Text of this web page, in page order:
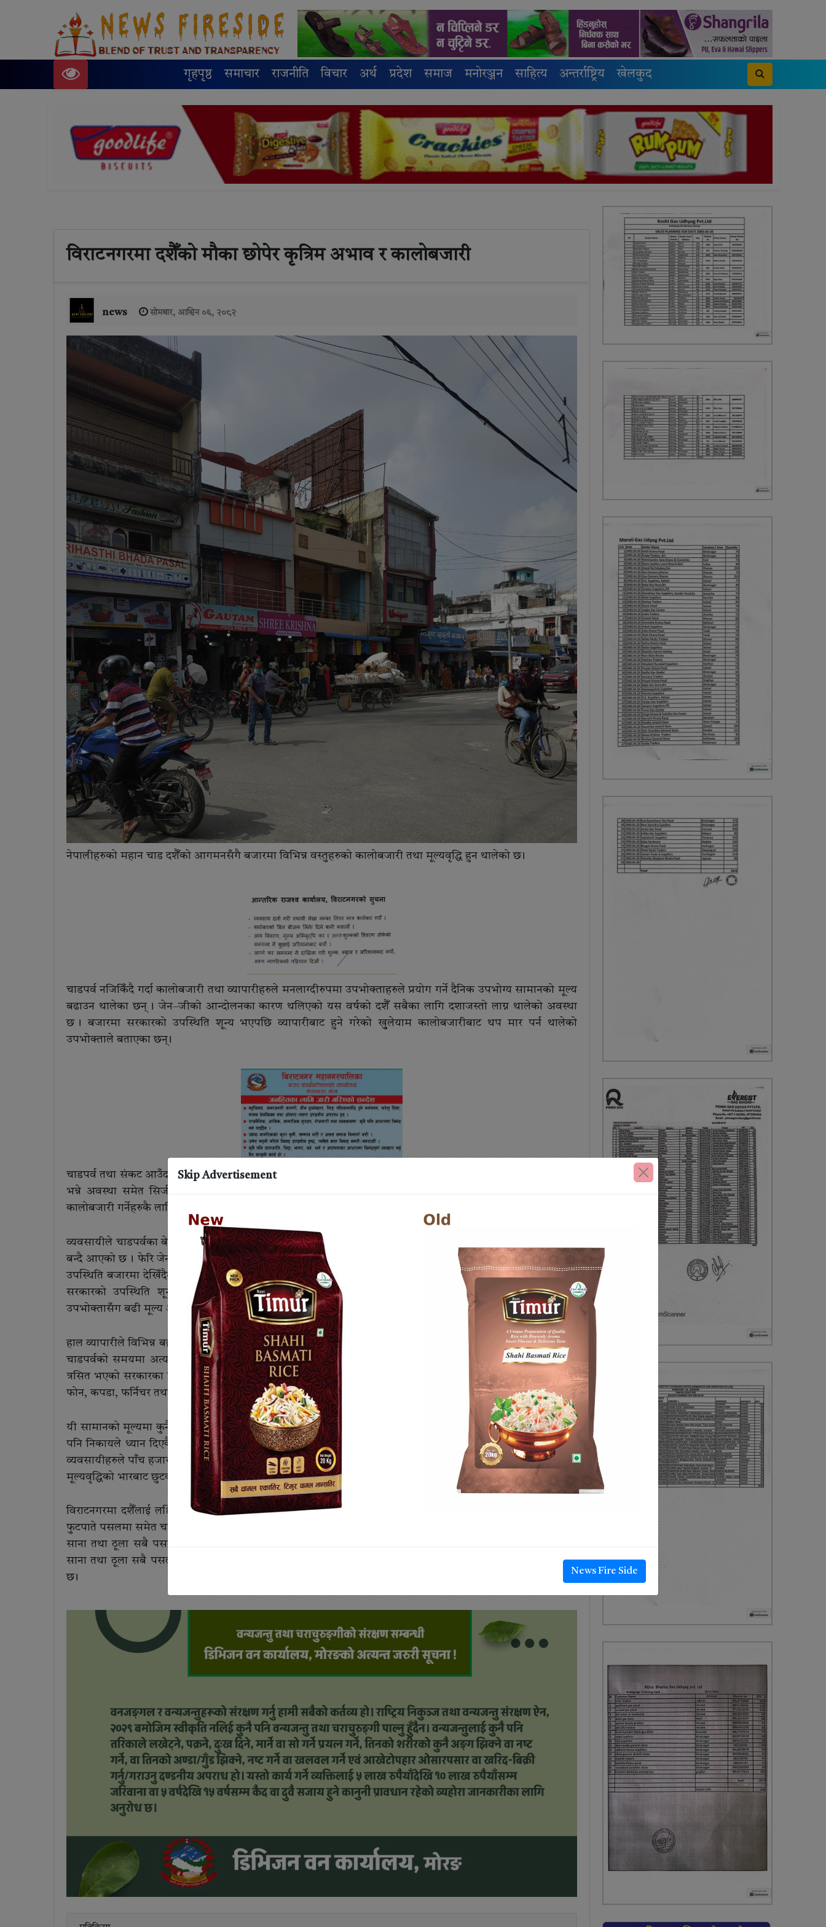
गृहपृष्ठ समाचार राजनीति विचार अर्थ प्रदेश समाज मनोरञ्जन साहित्य अन्तर्राष्ट्रिय खेलकुद
विराटनगरमा दशैँको मौका छोपेर कृत्रिम अभाव र कालोबजारी
news सोमबार, आश्विन ०६, २०८२
नेपालीहरुको महान चाड दशैँको आगमनसँगै बजारमा विभिन्न वस्तुहरुको कालोबजारी तथा मूल्यवृद्धि हुन थालेको छ ।
चाडपर्व नजिकिँदै गर्दा कालोबजारी तथा व्यापारीहरुले मनलाग्दीरुपमा उपभोक्ताहरुले प्रयोग गर्ने दैनिक उपभोग्य सामानको मूल्य
बढाउन थालेका छन् । जेन–जीको आन्दोलनका कारण थलिएको यस वर्षको दशैँ सबैका लागि दशाजस्तो लाग्न थालेको अवस्था
छ । बजारमा सरकारको उपस्थिति शून्य भएपछि व्यापारीबाट हुने गरेको खुुलेयाम कालोबजारीबाट थप मार पर्न थालेको
उपभोक्ताले बताएका छन् ।
चाडपर्व तथा संकट आउँदा व्यापारीहरुले कालोबजारी गरी संकटलाई कमाउने अवसर बनाउँदा नेपालीले दशैँ मनाउने कि नमनाउने
भन्ने अवस्था समेत सिर्जना हुुन थालेको छ । जेन–जीको आन्दोलनबाट भर्खरै सास फेर्ने प्रयास गरिरहेको यो संकटमा पनि
कालोबजारी गर्नेहरुकै लागि दशैँ आइरहेको भन्ने गुुनासो सर्वसाधारणबाट विराटनगरको बजारमा गर्न थालिएको छ ।
व्यवसायीले चाडपर्वका बेलामा नै महंगी बढाउने तथा कालोबजारी गर्ने गरेकाले सामान्य मानिसहरुका लागि जहिले पनि दशैँ दशा
बन्दै आएको छ । फेरि जेन–जीको आन्दोलबाट आफ्नो शाखमाथि उठाउन नसकेको नेपाल प्रहरी र सरकारका कुनै पनि निकायको
उपस्थिति बजारमा देखिँदैन । सोही कारण यो संकटको अवस्थामा हुने महंगी, कालोबजारीजस्ता गतिविधि नियन्त्रण गर्नका लागि
सरकारको उपस्थिति शून्य नै रहेको छ । बजारमा सरकारको उपस्थिति नहुुँदा यही मौका पारेर व्यापारीले सर्वसाधारण
उपभोक्तासँग बढी मूल्य असुल्न थालेका छन् ।
हाल व्यापारीले विभिन्न बहाना बनाएर दैनिक उपभोग्य वस्तुको मूल्य दिनप्रतिदिन बढाउदै गएका छन् । यसरी अहिले सबैभन्दा बढी
चाडपर्वको समयमा अत्यधिक खपत हुने वस्तुको मूल्यमा सबैभन्दा बढी मूल्य बढाउने गरिएको छ । जेन–जीको आन्दोलनबाट
त्रसित भएको सरकारका नियमनकारी निकायबाट बजार अनुगमन समेत गर्न सकिरहेको छैन । चाडपर्वमा जुत्ता, चप्पल, मोबाइल
फोन, कपडा, फर्निचर तथा कोठा सजावटका सामानहरुको सबैभन्दा बढी कारोबार हुने गर्छ ।
यी सामानको मूल्यमा कुनै निश्चितता नै छैन । व्यवसायीले यी सामानमा जति लिँदा पनि भएको छ । यसतर्फ अहिले बजारमा कुनै
पनि निकायले ध्यान दिएकै छैन । उपभोक्ताहरु पसलैपिच्छे ठगिने गरेका छन् । हरेक पसलमा फरक–फरक मूल्य रहेका हुन्छन् ।
व्यवसायीहरुले पाँच हजारदेखि १५ हजारसम्म नाफा राख्ने गरेको पाइन्छ । जसले गर्दा नागरिकले बजारमा भएको कालोबजारी तथा
मूल्यवृद्धिको भारबाट छुटकारा अब कहिले पाउने भन्ने प्रश्न उठ्न थालेको छ ।
विराटनगरमा दशैँलाई लक्षित गरी व्यवसायीले स्टक क्लियर गर्न भन्दै हरेक सामानमा भारी छुट दिने गरेका छन् । सडकपेटीका
फुटपाते पसलमा समेत चाडपर्वलक्षित छुट अफर सुरु भइसकेको छ । यसरी व्यवसायीहरुले सामान बेचेको कुनै पनि बिल हुँदैनन् ।
साना तथा ठूला सबै पसलमा सर्वसाधारणको भीड बढेको मौकामा व्यापारीले विनाबिल सामान समेत बेचिरहेका छन् । यसरी
साना तथा ठूला सबै पसलमा सर्वसाधारणको भीड बढेको मौकामा व्यापारीले विनाबिल सामान बेचिरहँदा सरकारी निकाय मौन
छ ।
Skip Advertisement
News Fire Side